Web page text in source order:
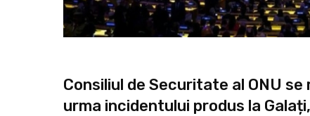
Consiliul de Securitate al ONU
urma incidentului produs la